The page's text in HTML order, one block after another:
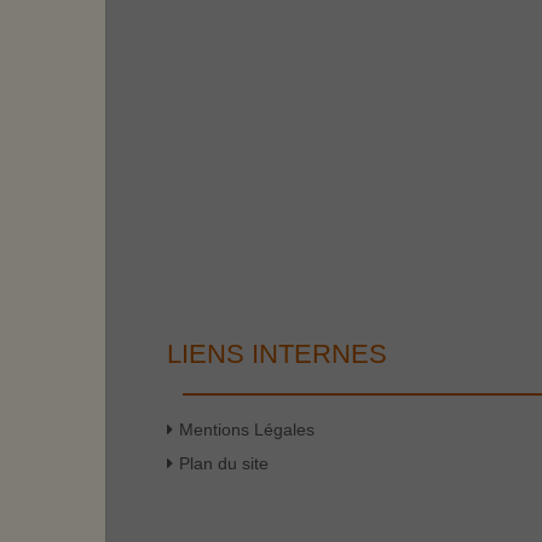
LIENS INTERNES
Mentions Légales
Plan du site